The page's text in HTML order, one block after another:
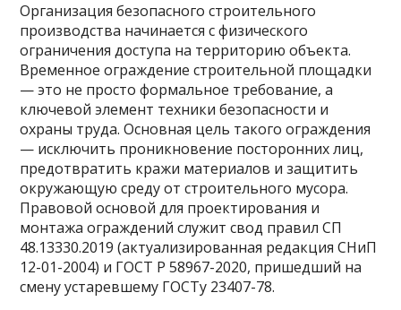
Организация безопасного строительного
производства начинается с физического
ограничения доступа на территорию объекта.
Временное ограждение строительной площадки
— это не просто формальное требование, а
ключевой элемент техники безопасности и
охраны труда. Основная цель такого ограждения
— исключить проникновение посторонних лиц,
предотвратить кражи материалов и защитить
окружающую среду от строительного мусора.
Правовой основой для проектирования и
монтажа ограждений служит свод правил СП
48.13330.2019 (актуализированная редакция СНиП
12-01-2004) и ГОСТ Р 58967-2020, пришедший на
смену устаревшему ГОСТу 23407-78.